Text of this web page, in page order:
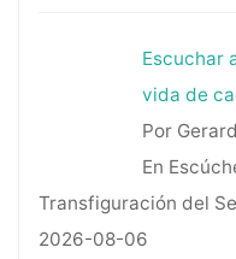
Escuchar
vida de
Por
En
Transfiguración del
2026-08-06